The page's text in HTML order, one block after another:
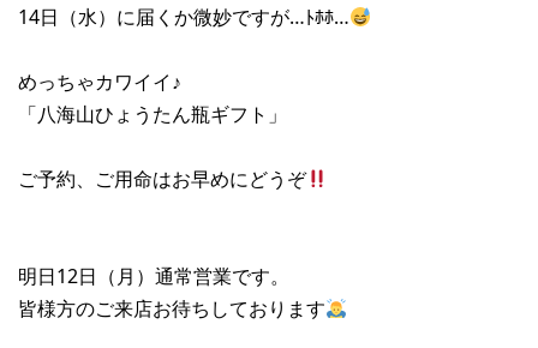
14日（水）に届くか微妙ですが…ﾄﾎﾎ…
めっちゃカワイイ♪
「八海山ひょうたん瓶ギフト」
ご予約、ご用命はお早めにどうぞ
明日12日（月）通常営業です。
皆様方のご来店お待ちしております